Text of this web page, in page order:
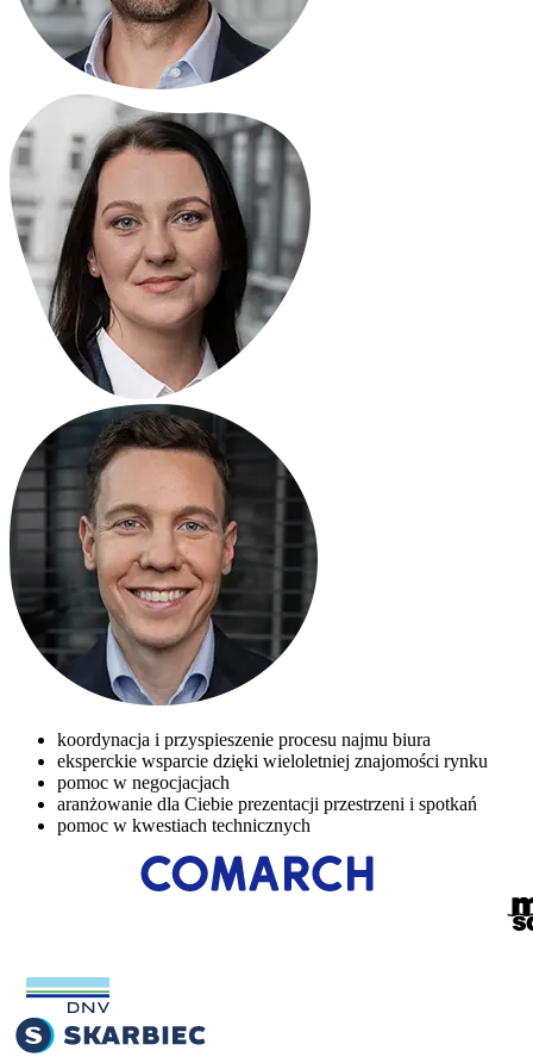
koordynacja i przyspieszenie procesu najmu biura
eksperckie wsparcie dzięki wieloletniej znajomości rynku
pomoc w negocjacjach
aranżowanie dla Ciebie prezentacji przestrzeni i spotkań
pomoc w kwestiach technicznych